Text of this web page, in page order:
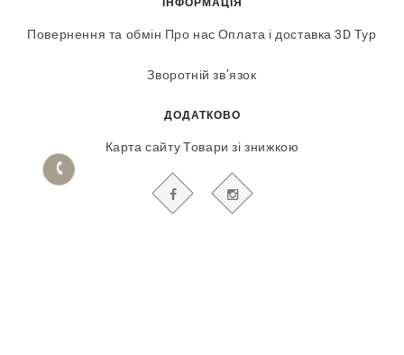
Повернення та обмін Про нас Оплата і доставка 3D Тур
Зворотній зв’язок
ДОДАТКОВО
Карта сайту Товари зі знижкою